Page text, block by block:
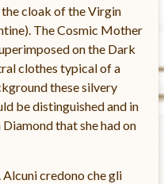
cloak of the Virgin
The Cosmic Mother
on the Dark
clothes typical of a
these silvery
be distinguished and in
that she had on
credono che gli